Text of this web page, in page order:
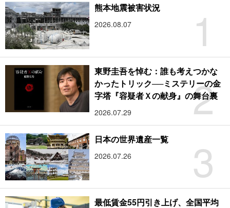
1
熊本地震被害状況
2026.08.07
2
東野圭吾を悼む：誰も考えつかな
かったトリック──ミステリーの金
字塔『容疑者Ｘの献身』の舞台裏
2026.07.29
3
日本の世界遺産一覧
2026.07.26
最低賃金55円引き上げ、全国平均